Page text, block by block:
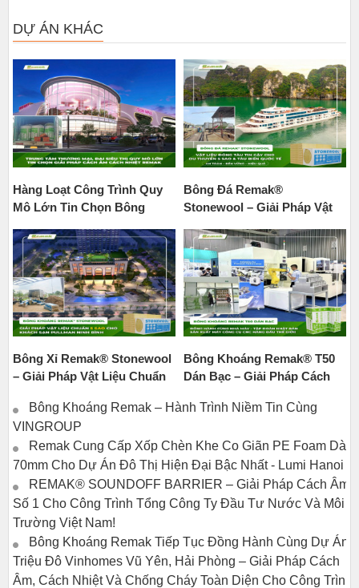
DỰ ÁN KHÁC
Hàng Loạt Công Trình Quy
Mô Lớn Tin Chọn Bông
Pháp Cách Âm, Cách Nhiệt
Cho Công Trình Hiện Đại
Bông Đá Remak®
Stonewool – Giải Pháp Vật
Ngành Đóng Tàu Biển Và Du
Thuyền Quốc Tế
Bông Xỉ Remak® Stonewool
– Giải Pháp Vật Liệu Chuẩn
Sao Pullman Ninh Bình
Bông Khoáng Remak® T50
Dán Bạc – Giải Pháp Cách
Số 1 Cho Nhà Máy Makino
Bông Khoáng Remak – Hành Trình Niềm Tin Cùng
VINGROUP
Remak Cung Cấp Xốp Chèn Khe Co Giãn PE Foam Dày
70mm Cho Dự Án Đô Thị Hiện Đại Bậc Nhất - Lumi Hanoi
REMAK® SOUNDOFF BARRIER – Giải Pháp Cách Âm
Số 1 Cho Công Trình Tổng Công Ty Đầu Tư Nước Và Môi
Trường Việt Nam!
Bông Khoáng Remak Tiếp Tục Đồng Hành Cùng Dự Án
Triệu Đô Vinhomes Vũ Yên, Hải Phòng – Giải Pháp Cách
Âm, Cách Nhiệt Và Chống Cháy Toàn Diện Cho Công Trình